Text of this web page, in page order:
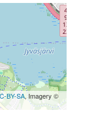
BY-SA, Imagery ©